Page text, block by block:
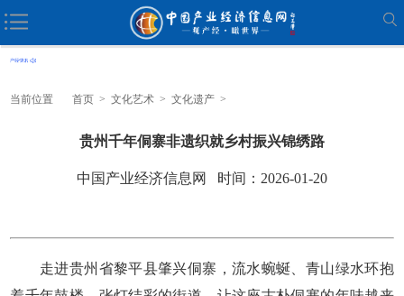
当前位置 首页 > 文化艺术 > 文化遗产 >
贵州千年侗寨非遗织就乡村振兴锦绣路
中国产业经济信息网 时间：2026-01-20
走进贵州省黎平县肇兴侗寨，流水蜿蜒、青山绿水环抱